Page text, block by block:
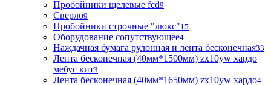
Пробойники щелевые fcd9
Сверло9
Пробойники строчные "люкс"15
Оборудование сопутствующее4
Наждачная бумага рулонная и лента бесконечная33
Лента бесконечная (40мм*1500мм) zx10yw хардо
мебус кит3
Лента бесконечная (40мм*1650мм) zx10yw хардо4